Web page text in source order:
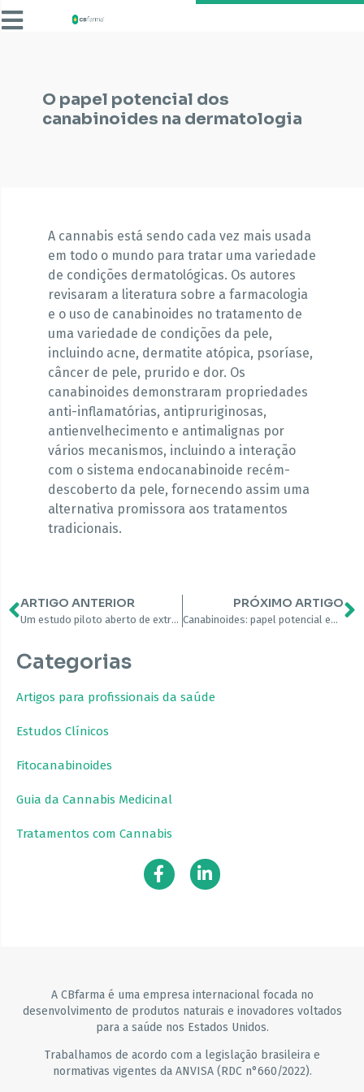
O papel potencial dos
canabinoides na dermatologia
A cannabis está sendo cada vez mais usada
em todo o mundo para tratar uma variedade
de condições dermatológicas. Os autores
revisaram a literatura sobre a farmacologia
e o uso de canabinoides no tratamento de
uma variedade de condições da pele,
incluindo acne, dermatite atópica, psoríase,
câncer de pele, prurido e dor. Os
canabinoides demonstraram propriedades
anti-inflamatórias, antipruriginosas,
antienvelhecimento e antimalignas por
vários mecanismos, incluindo a interação
com o sistema endocanabinoide recém-
descoberto da pele, fornecendo assim uma
alternativa promissora aos tratamentos
tradicionais.
ARTIGO ANTERIOR
Um estudo piloto aberto de extratos à base de cannabis para disfunção da bexiga na esclerose múltipla avançada
PRÓXIMO ARTIGO
Canabinoides: papel potencial em doenças de pele inflamatórias e neoplásicas
Categorias
Artigos para profissionais da saúde
Estudos Clínicos
Fitocanabinoides
Guia da Cannabis Medicinal
Tratamentos com Cannabis
A CBfarma é uma empresa internacional focada no
desenvolvimento de produtos naturais e inovadores voltados
para a saúde nos Estados Unidos.
Trabalhamos de acordo com a legislação brasileira e
normativas vigentes da ANVISA (RDC n°660/2022).